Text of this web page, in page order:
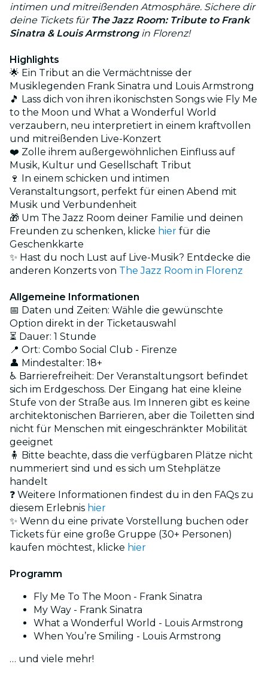
intimen und mitreißenden Atmosphäre. Sichere dir
deine Tickets für The Jazz Room: Tribute to Frank
Sinatra & Louis Armstrongin Florenz!
Highlights
🌟 Ein Tribut an die Vermächtnisse der
Musiklegenden Frank Sinatra und Louis Armstrong
🎵 Lass dich von ihren ikonischsten Songs wie Fly Me
to the Moon und What a Wonderful World
verzaubern, neu interpretiert in einem kraftvollen
und mitreißenden Live-Konzert
❤️ Zolle ihrem außergewöhnlichen Einfluss auf
Musik, Kultur und Gesellschaft Tribut
🍷 In einem schicken und intimen
Veranstaltungsort, perfekt für einen Abend mit
Musik und Verbundenheit
🎁 Um The Jazz Room deiner Familie und deinen
Freunden zu schenken, klicke hier für die
Geschenkkarte
✨ Hast du noch Lust auf Live-Musik? Entdecke die
anderen Konzerts von The Jazz Room in Florenz
Allgemeine Informationen
📅 Daten und Zeiten: Wähle die gewünschte
Option direkt in der Ticketauswahl
⏳ Dauer: 1 Stunde
📍 Ort: Combo Social Club - Firenze
👤 Mindestalter: 18+
♿ Barrierefreiheit: Der Veranstaltungsort befindet
sich im Erdgeschoss. Der Eingang hat eine kleine
Stufe von der Straße aus. Im Inneren gibt es keine
architektonischen Barrieren, aber die Toiletten sind
nicht für Menschen mit eingeschränkter Mobilität
geeignet
🧍 Bitte beachte, dass die verfügbaren Plätze nicht
nummeriert sind und es sich um Stehplätze
handelt
❓ Weitere Informationen findest du in den FAQs zu
diesem Erlebnis hier
✨ Wenn du eine private Vorstellung buchen oder
Tickets für eine große Gruppe (30+ Personen)
kaufen möchtest, klicke hier
Programm
Fly Me To The Moon - Frank Sinatra
My Way - Frank Sinatra
What a Wonderful World - Louis Armstrong
When You’re Smiling - Louis Armstrong
… und viele mehr!